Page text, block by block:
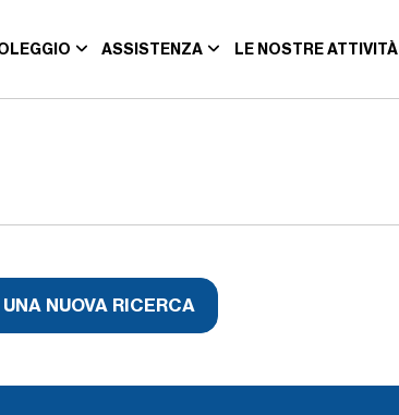
ASSISTENZA LE NOSTRE ATTIVITÀ
NUOVA RICERCA